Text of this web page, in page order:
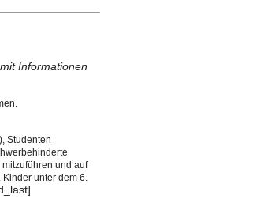
Informationen
Studenten
und auf
unter dem 6.